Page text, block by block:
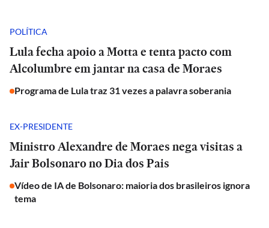
POLÍTICA
Lula fecha apoio a Motta e tenta pacto com
Alcolumbre em jantar na casa de Moraes
Programa de Lula traz 31 vezes a palavra soberania
EX-PRESIDENTE
Ministro Alexandre de Moraes nega visitas a
Jair Bolsonaro no Dia dos Pais
Vídeo de IA de Bolsonaro: maioria dos brasileiros ignora
tema